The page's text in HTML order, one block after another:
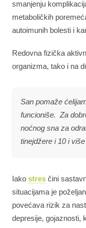
smanjenju
metaboličkih
autoimunih bolesti i
Redovna fizička
organizma, tako i na
San pomaže
funcioniše. Za
noćnog sna za
tinejdžere i 10 i
Iako stres čini
situacijama je
povećava rizik za
depresije, gojaznosti,